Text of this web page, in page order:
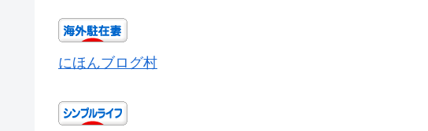
にほんブログ村